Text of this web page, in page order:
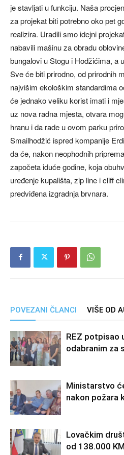
je stavljati u funkciju. Naša
za projekat biti potrebno oko pet
realizira. Uradili smo idejni
nabavili mašinu za obradu
bungalovi u Stogu i Hodžićima, a
Sve će biti prirodno, od prirodnih
najvišim ekološkim standardima
će jednako veliku korist imati i
uz nova radna mjesta, otvara
hranu i da rade u ovom parku
Smailhodžić ispred kompanije
da će, nakon neophodnih
započeta iduće godine, koja
uređenje kupališta, zip line i cliff
predviđena izgradnja brvnara.
POVEZANI ČLANCI VIŠE OD
REZ potpisao
odabranim za
Ministarstvo
nakon požara
Lovačkim
od 138.000 KM